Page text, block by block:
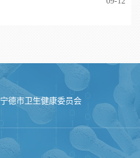
宁德市卫生健康委员会